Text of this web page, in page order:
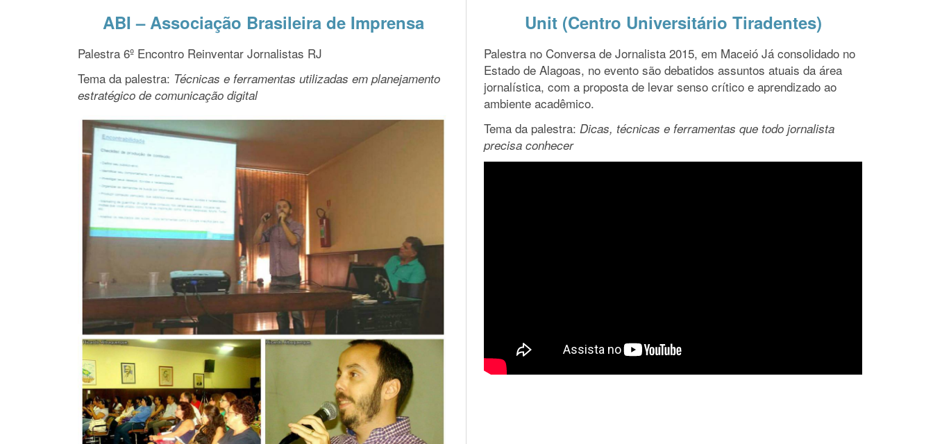
ABI – Associação Brasileira de Imprensa
Palestra 6º Encontro Reinventar Jornalistas RJ
Tema da palestra: Técnicas e ferramentas utilizadas em planejamento
estratégico de comunicação digital
Unit (Centro Universitário Tiradentes)
Palestra no Conversa de Jornalista 2015, em Maceió Já consolidado no
Estado de Alagoas, no evento são debatidos assuntos atuais da área
jornalística, com a proposta de levar senso crítico e aprendizado ao
ambiente acadêmico.
Tema da palestra: Dicas, técnicas e ferramentas que todo jornalista
precisa conhecer